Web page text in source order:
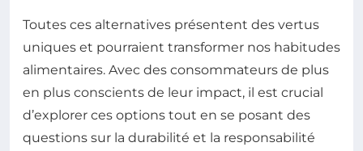
Toutes ces alternatives présentent des vertus
uniques et pourraient transformer nos habitudes
alimentaires. Avec des consommateurs de plus
en plus conscients de leur impact, il est crucial
d’explorer ces options tout en se posant des
questions sur la durabilité et la responsabilité